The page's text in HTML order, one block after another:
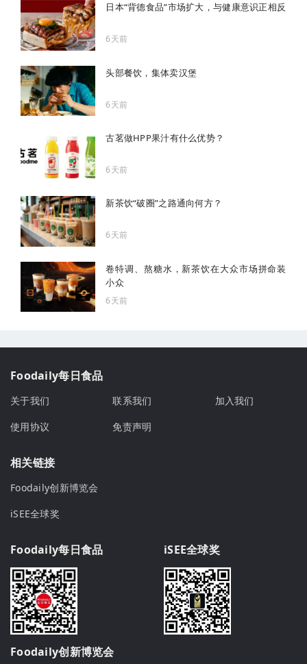
日本“背德食品”市场扩大，与健康意识正相反
6天前
头部餐饮，集体卖汉堡
6天前
古茗做HPP果汁有什么优势？
6天前
新茶饮“破圈”之路通向何方？
6天前
卷特调、熬糖水，新茶饮在大众市场拼命装
小众
6天前
Foodaily每日食品
关于我们 联系我们
加入我们
使用协议
免责声明
相关链接
Foodaily创新博览会
iSEE全球奖
Foodaily每日食品 iSEE全球奖
Foodaily创新博览会